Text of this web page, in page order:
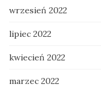
wrzesień 2022
lipiec 2022
kwiecień 2022
marzec 2022